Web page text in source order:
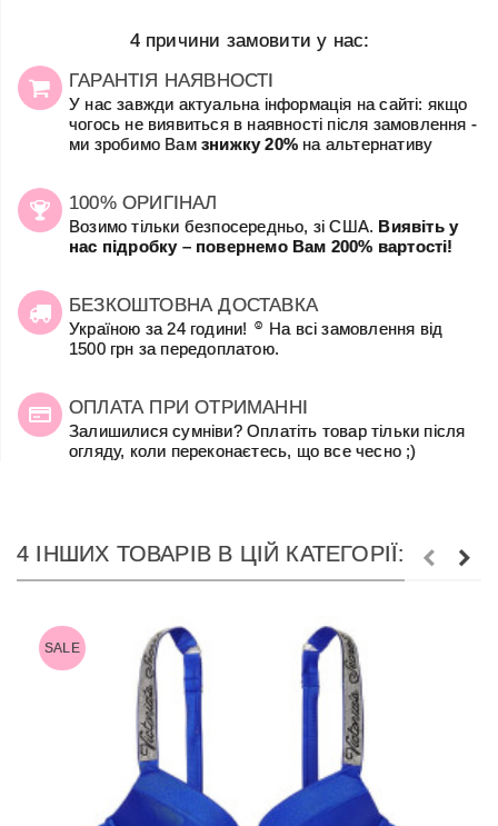
4 причини замовити у нас:
ГАРАНТІЯ НАЯВНОСТІ
У нас завжди актуальна інформація на сайті: якщо
чогось не виявиться в наявності після замовлення -
ми зробимо Вам знижку 20% на альтернативу
100% ОРИГІНАЛ
Возимо тільки безпосередньо, зі США. Виявіть у
нас підробку – повернемо Вам 200% вартості!
БЕЗКОШТОВНА ДОСТАВКА
Україною за 24 години! ☺ На всі замовлення від
1500 грн за передоплатою.
ОПЛАТА ПРИ ОТРИМАННІ
Залишилися сумніви? Оплатіть товар тільки після
огляду, коли переконаєтесь, що все чесно ;)
4 ІНШИХ ТОВАРІВ В ЦІЙ КАТЕГОРІЇ:
SALE